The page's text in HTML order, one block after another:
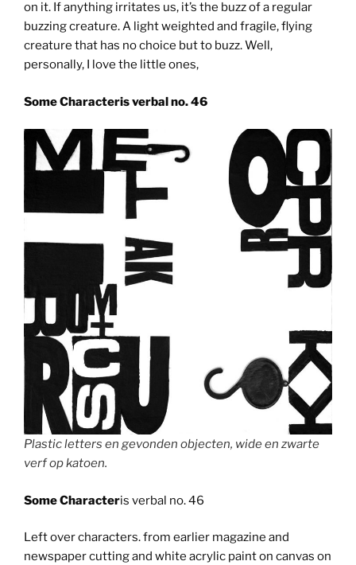
on it. If anything irritates us, it’s the buzz of a regular
buzzing creature. A light weighted and fragile, flying
creature that has no choice but to buzz. Well,
personally, I love the little ones,
Some Characteris verbal no. 46
Plastic letters en gevonden objecten, wide en zwarte
verf op katoen.
Some Characteris verbal no. 46
Left over characters. from earlier magazine and
newspaper cutting and white acrylic paint on canvas on